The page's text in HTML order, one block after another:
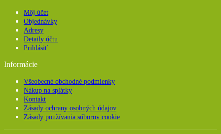
Možnosti
môžete
vybrať
produktu.
Môj účet
Objednávky
Adresy
Detaily účtu
Prihlásiť
Informácie
Všeobecné obchodné podmienky
Nákup na splátky
Kontakt
Zásady ochrany osobných údajov
Zásady používania súborov cookie